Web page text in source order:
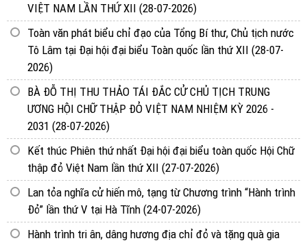
VIỆT NAM LẦN THỨ XII (28-07-2026)
Toàn văn phát biểu chỉ đạo của Tổng Bí thư, Chủ tịch nước
Tô Lâm tại Đại hội đại biểu Toàn quốc lần thứ XII (28-07-
2026)
BÀ ĐỖ THỊ THU THẢO TÁI ĐẮC CỬ CHỦ TỊCH TRUNG
ƯƠNG HỘI CHỮ THẬP ĐỎ VIỆT NAM NHIỆM KỲ 2026 -
2031 (28-07-2026)
Kết thúc Phiên thứ nhất Đại hội đại biểu toàn quốc Hội Chữ
thập đỏ Việt Nam lần thứ XII (27-07-2026)
Lan tỏa nghĩa cử hiến mô, tạng từ Chương trình “Hành trình
Đỏ” lần thứ V tại Hà Tĩnh (24-07-2026)
Hành trình tri ân, dâng hương địa chỉ đỏ và tặng quà gia